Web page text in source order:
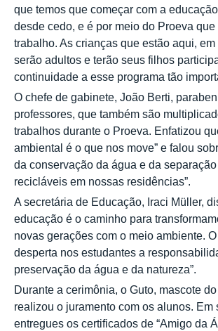
que temos que começar com a
desde cedo, e é por meio do Proeva
trabalho. As crianças que estão aqui,
serão adultos e terão seus filhos
continuidade a esse programa tão
O chefe de gabinete, João Berti,
professores, que também são
trabalhos durante o Proeva. Enfatizou
ambiental é o que nos move” e falou
da conservação da água e da
recicláveis em nossas residências”.
A secretária de Educação, Iraci Müller,
educação é o caminho para
novas gerações com o meio ambiente.
desperta nos estudantes a
preservação da água e da natureza”.
Durante a cerimônia, o Guto, mascote
realizou o juramento com os alunos. Em
entregues os certificados de “Amigo da